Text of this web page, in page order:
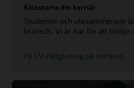
Kickstarta din karriär
Studenter och utexaminerade
bransch. Vi är här för att hjälpa
Få CV-rådgivning på campus